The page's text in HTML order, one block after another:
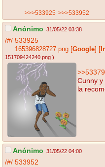
>>>533925 >>>533952
Anónimo 31/05/22 03:38
/#/ 533925
165396828727.png Google
151709424240.png )
Cunny
la
Anónimo 31/05/22 04:00
/#/ 533952